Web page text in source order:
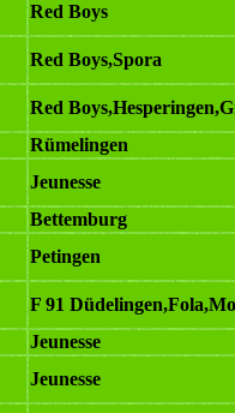
Red Boys
Red Boys,Spora
Red
Rümelingen
Jeunesse
Bettemburg
Petingen
F 91
Jeunesse
Jeunesse